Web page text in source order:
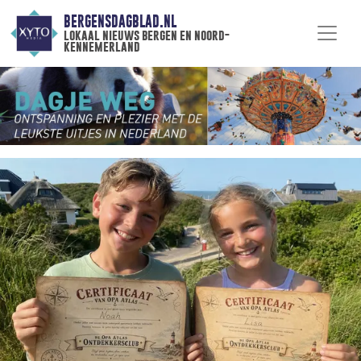
BERGENSDAGBLAD.NL
lokaal nieuws bergen en noord-
kennemerland